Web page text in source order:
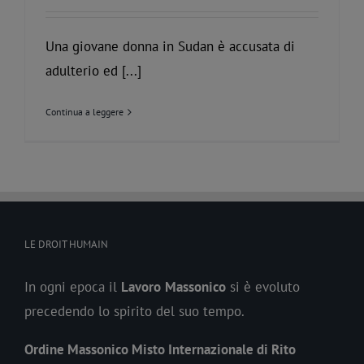
Una giovane donna in Sudan è accusata di
adulterio ed [...]
Continua a leggere
LE DROIT HUMAIN
In ogni epoca il Lavoro Massonico si è evoluto
precedendo lo spirito del suo tempo.
Ordine Massonico Misto Internazionale di Rito